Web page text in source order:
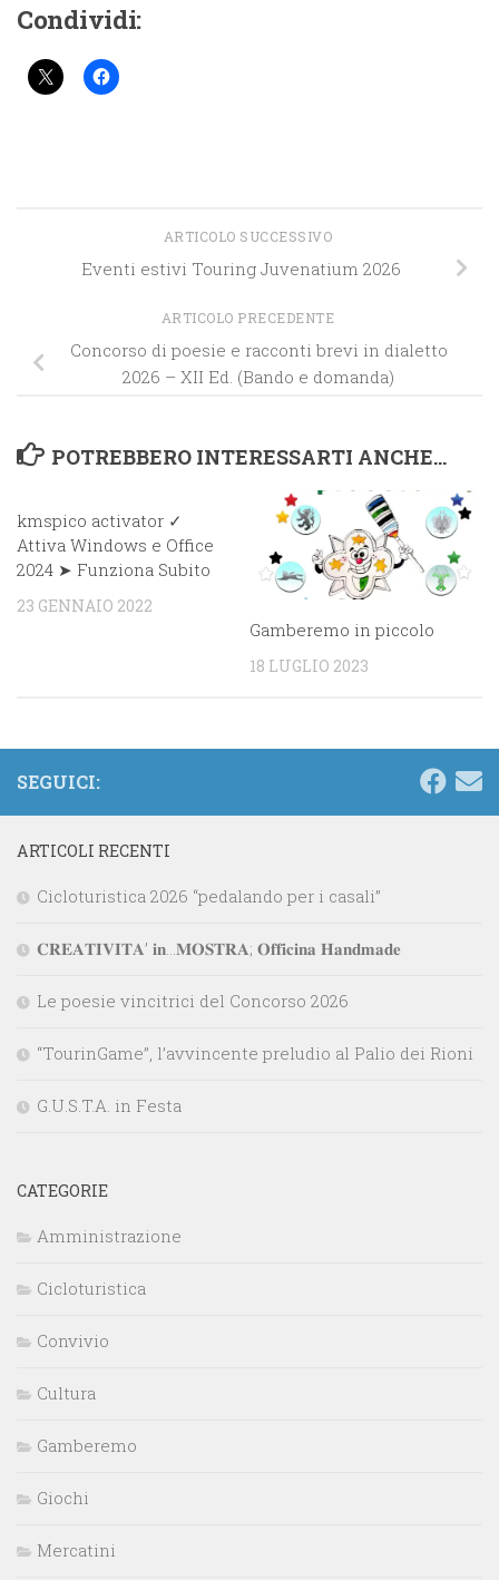
Condividi:
ARTICOLO SUCCESSIVO
Eventi estivi Touring Juvenatium 2026
ARTICOLO PRECEDENTE
Concorso di poesie e racconti brevi in dialetto
2026 – XII Ed. (Bando e domanda)
POTREBBERO INTERESSARTI ANCHE...
kmspico activator ✓
Attiva Windows e Office
2024 ➤ Funziona Subito
23 GENNAIO 2022
Gamberemo in piccolo
18 LUGLIO 2023
SEGUICI:
ARTICOLI RECENTI
Cicloturistica 2026 “pedalando per i casali”
𝐂𝐑𝐄𝐀𝐓𝐈𝐕𝐈𝐓𝐀’ 𝐢𝐧…𝐌𝐎𝐒𝐓𝐑𝐀; 𝐎𝐟𝐟𝐢𝐜𝐢𝐧𝐚 𝐇𝐚𝐧𝐝𝐦𝐚𝐝𝐞
Le poesie vincitrici del Concorso 2026
“TourinGame”, l’avvincente preludio al Palio dei Rioni
G.U.S.T.A. in Festa
CATEGORIE
Amministrazione
Cicloturistica
Convivio
Cultura
Gamberemo
Giochi
Mercatini